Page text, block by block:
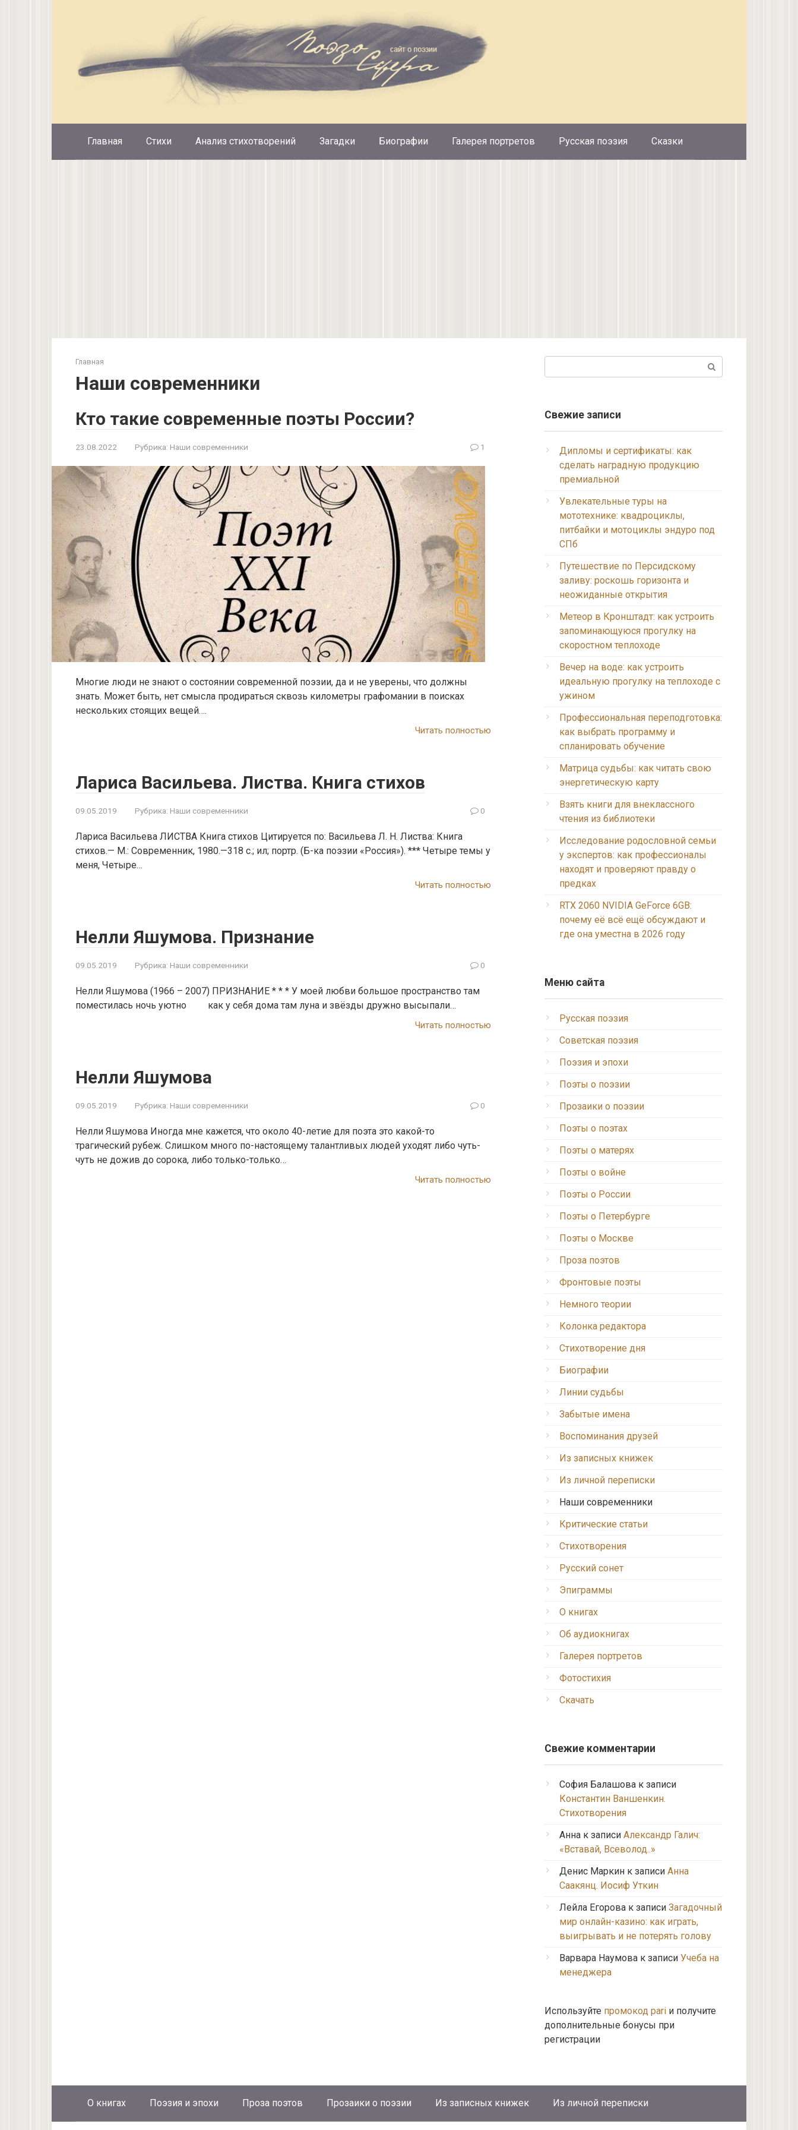
Главная Стихи Анализ стихотворений Загадки Биографии Галерея портретов Русская поэзия Сказки
Главная
Наши современники
Кто такие современные поэты России?
23.08.2022 Рубрика: Наши современники 1
Многие люди не знают о состоянии современной поэзии, да и не уверены, что должны
знать. Может быть, нет смысла продираться сквозь километры графомании в поисках
нескольких стоящих вещей….
Читать полностью
Лариса Васильева. Листва. Книга стихов
09.05.2019 Рубрика: Наши современники 0
Лариса Васильева ЛИСТВА Книга стихов Цитируется по: Васильева Л. Н. Листва: Книга
стихов.— М.: Совре­менник, 1980.—318 с.; ил; портр. (Б-ка поэ­зии «Россия»). *** Четыре темы у
меня, Четыре…
Читать полностью
Нелли Яшумова. Признание
09.05.2019 Рубрика: Наши современники 0
Нелли Яшумова (1966 – 2007) ПРИЗНАНИЕ * * * У моей любви большое пространство там
поместилась ночь уютно как у себя дома там луна и звёзды дружно высыпали…
Читать полностью
Нелли Яшумова
09.05.2019 Рубрика: Наши современники 0
Нелли Яшумова Иногда мне кажется, что около 40-летие для поэта это какой-то
трагический рубеж. Слишком много по-настоящему талантливых людей уходят либо чуть-
чуть не дожив до сорока, либо только-только…
Читать полностью
Свежие записи
Дипломы и сертификаты: как
сделать наградную продукцию
премиальной
Увлекательные туры на
мототехнике: квадроциклы,
питбайки и мотоциклы эндуро под
СПб
Путешествие по Персидскому
заливу: роскошь горизонта и
неожиданные открытия
Метеор в Кронштадт: как устроить
запоминающуюся прогулку на
скоростном теплоходе
Вечер на воде: как устроить
идеальную прогулку на теплоходе с
ужином
Профессиональная переподготовка:
как выбрать программу и
спланировать обучение
Матрица судьбы: как читать свою
энергетическую карту
Взять книги для внеклассного
чтения из библиотеки
Исследование родословной семьи
у экспертов: как профессионалы
находят и проверяют правду о
предках
RTX 2060 NVIDIA GeForce 6GB:
почему её всё ещё обсуждают и
где она уместна в 2026 году
Меню сайта
Русская поэзия
Советская поэзия
Поэзия и эпохи
Поэты о поэзии
Прозаики о поэзии
Поэты о поэтах
Поэты о матерях
Поэты о войне
Поэты о России
Поэты о Петербурге
Поэты о Москве
Проза поэтов
Фронтовые поэты
Немного теории
Колонка редактора
Стихотворение дня
Биографии
Линии судьбы
Забытые имена
Воспоминания друзей
Из записных книжек
Из личной переписки
Наши современники
Критические статьи
Стихотворения
Русский сонет
Эпиграммы
О книгах
Об аудиокнигах
Галерея портретов
Фотостихия
Скачать
Свежие комментарии
София Балашова к записи
Константин Ваншенкин.
Стихотворения
Анна к записи Александр Галич:
«Вставай, Всеволод..»
Денис Маркин к записи Анна
Саакянц. Иосиф Уткин
Лейла Егорова к записи Загадочный
мир онлайн-казино: как играть,
выигрывать и не потерять голову
Варвара Наумова к записи Учеба на
менеджера
Используйте промокод pari и получите
дополнительные бонусы при
регистрации
О книгах Поэзия и эпохи Проза поэтов Прозаики о поэзии Из записных книжек Из личной переписки